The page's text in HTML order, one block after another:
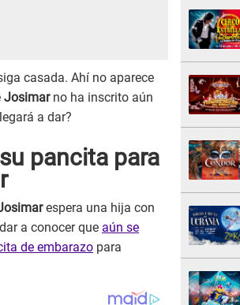
casada. Ahí no aparece
Josimar no ha inscrito aún
a dar?
pancita para
espera una hija con
a conocer que aún se
de embarazo para